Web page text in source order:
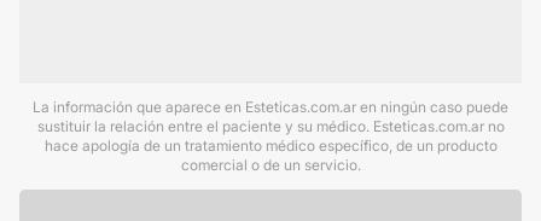
La información que aparece en Esteticas.com.ar en ningún caso puede
sustituir la relación entre el paciente y su médico. Esteticas.com.ar no
hace apología de un tratamiento médico específico, de un producto
comercial o de un servicio.